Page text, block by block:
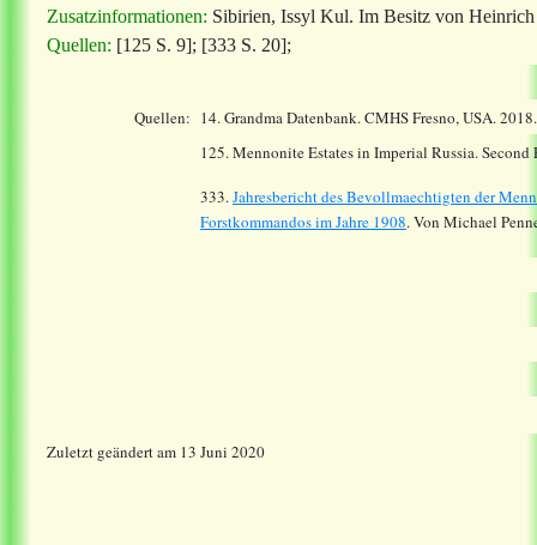
Zusatzinformationen: Sibirien, Issyl Kul. Im Besitz von Heinrich
Quellen: [125 S. 9]; [333 S. 20];
Quellen: 14.Grandma Datenbank. CMHS Fresno, USA.
125. Mennonite Estates in Imperial Russia.
333.Jahresbericht des Bevollmaechtigten der
Forstkommandos im Jahre 1908. Von Michael
Zuletzt geändert am 13 Juni 2020